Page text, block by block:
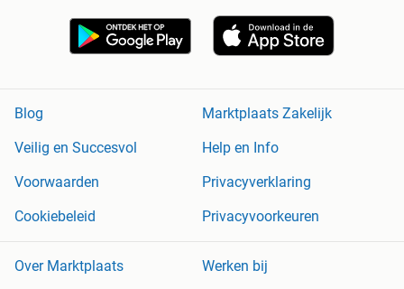
Blog
Marktplaats Zakelijk
Veilig en Succesvol
Help en Info
Voorwaarden
Privacyverklaring
Cookiebeleid
Privacyvoorkeuren
Over Marktplaats Werken bij